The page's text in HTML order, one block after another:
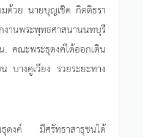
ด้วย นายบุญเชิด กิตติธรา
นพระพุทธศาสนานนทบุรี
คณะพระธุดงค์ได้ออกเดิน
บางคูเวียง รวยระยะทาง
ธุดงค์ มีศรัทธาสาธุชนได้